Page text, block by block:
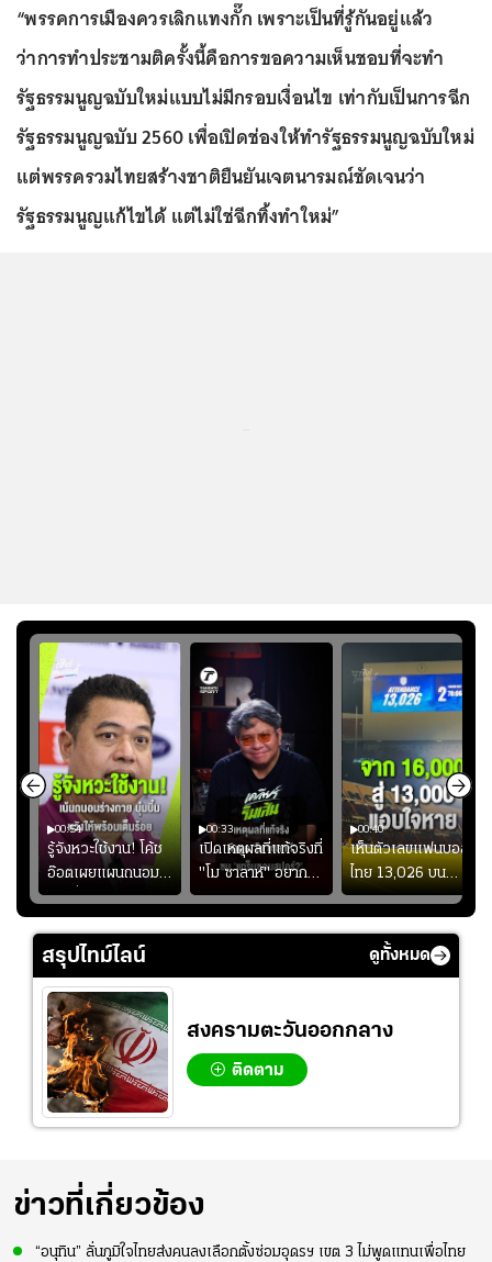
“พรรคการเมืองควรเลิกแทงกั๊ก เพราะเป็นที่รู้กันอยู่แล้ว
ว่าการทำประชามติครั้งนี้คือการขอความเห็นชอบที่จะทำ
รัฐธรรมนูญฉบับใหม่แบบไม่มีกรอบเงื่อนไข เท่ากับเป็นการฉีก
รัฐธรรมนูญฉบับ 2560 เพื่อเปิดช่องให้ทำรัฐธรรมนูญฉบับใหม่
แต่พรรครวมไทยสร้างชาติยืนยันเจตนารมณ์ชัดเจนว่า
รัฐธรรมนูญแก้ไขได้ แต่ไม่ใช่ฉีกทิ้งทำใหม่”
00:54
รู้จังหวะใช้งาน! โค้ช
อ๊อตเผยแผนถนอม
“บุ๋มบิ๋ม” เพื่อรักษา
ร่างกายให้พร้อมที่สุด
00:33
เปิดเหตุผลที่แท้จริงที่
"โม ซาลาห์" อยาก
ย้ายซบ "แทร็บซอนส
ปอร์"
00:40
เห็นตัวเลขแฟนบอล
ไทย 13,026 บน
สกอร์บอร์ดแล้วแอบ
ใจหาย น้อยกว่านัดที่
แล้วเจอมาเลเซียตั้ง
สรุปไทม์ไลน์ ดูทั้งหมด
สงครามตะวันออกกลาง
ติดตาม
ข่าวที่เกี่ยวข้อง
“อนุทิน” ลั่นภูมิใจไทยส่งคนลงเลือกตั้งซ่อมอุดรฯ เขต 3 ไม่พูดแทนเพื่อไทย